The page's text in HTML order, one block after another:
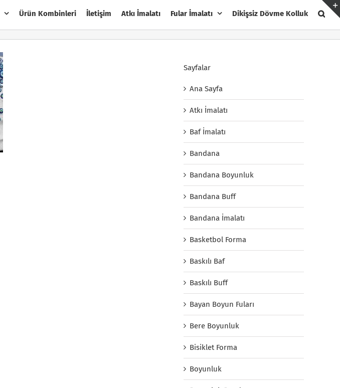
Ürün Kombinleri İletişim Atkı İmalatı Fular İmalatı Dikişsiz Dövme Kolluk
Sayfalar
Ana Sayfa
Atkı İmalatı
Baf İmalatı
Bandana
Bandana Boyunluk
Bandana Buff
Bandana İmalatı
Basketbol Forma
Baskılı Baf
Baskılı Buff
Bayan Boyun Fuları
Bere Boyunluk
Bisiklet Forma
Boyunluk